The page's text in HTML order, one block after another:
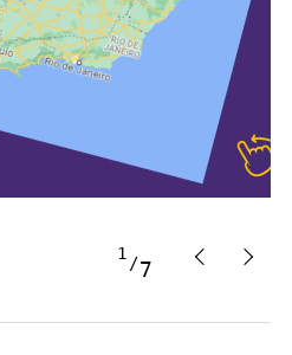
1
7